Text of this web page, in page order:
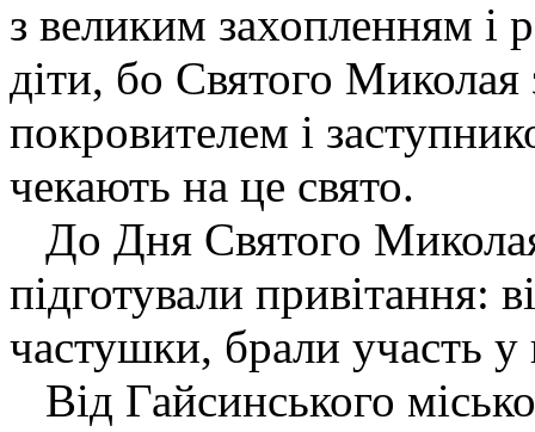
з великим захопленням і
діти, бо Святого Миколая
покровителем і
чекають на це свято.
До Дня Святого
підготували привітання:
частушки, брали участь
Від Гайсинського